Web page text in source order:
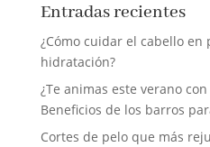
Entradas recientes
¿Cómo cuidar el cabello
hidratación?
¿Te animas este verano
Beneficios de los barros
Cortes de pelo que más